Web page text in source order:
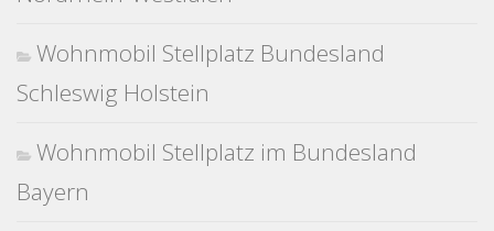
Wohnmobil Stellplatz Bundesland
Schleswig Holstein
Wohnmobil Stellplatz im Bundesland
Bayern